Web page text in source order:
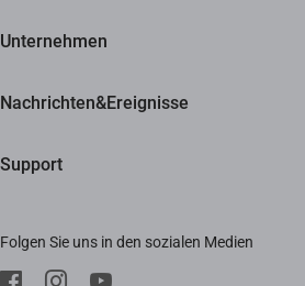
30 Tage Geld-zurück-Garantie
Unternehmen
Bezugsquellen
Nachrichten&Ereignisse
Support
Herunterladen
Folgen Sie uns in den sozialen Medien